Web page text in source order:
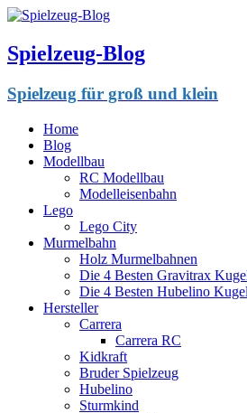
Spielzeug-Blog
Spielzeug für groß und klein
Home
Blog
Modellbau
RC Modellbau
Modelleisenbahn
Lego
Lego City
Murmelbahn
Holz Murmelbahnen
Die 4 Besten Gravitrax
Die 4 Besten Hubelino
Hersteller
Carrera
Carrera RC
Kidkraft
Bruder Spielzeug
Hubelino
Sturmkind